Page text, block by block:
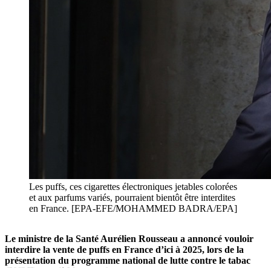
Les puffs, ces cigarettes électroniques jetables colorées
et aux parfums variés, pourraient bientôt être interdites
en France. [EPA-EFE/MOHAMMED BADRA/EPA]
Le ministre de la Santé Aurélien Rousseau a annoncé vouloir
interdire la vente de puffs en France d’ici à 2025, lors de la
présentation du programme national de lutte contre le tabac